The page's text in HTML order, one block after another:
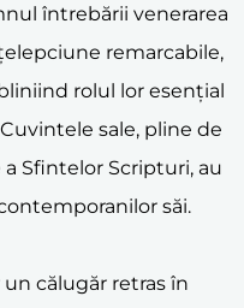
întrebării venerarea
remarcabile,
rolul lor esențial
sale, pline de
Sfintelor Scripturi, au
săi.
călugăr retras în